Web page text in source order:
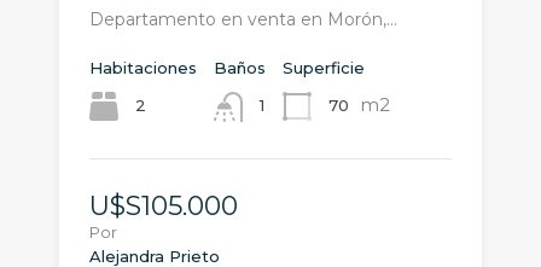
Departamento en venta en Morón,…
Habitaciones
2
Baños
1
Superficie
70
m2
U$S105.000
Por
Alejandra Prieto